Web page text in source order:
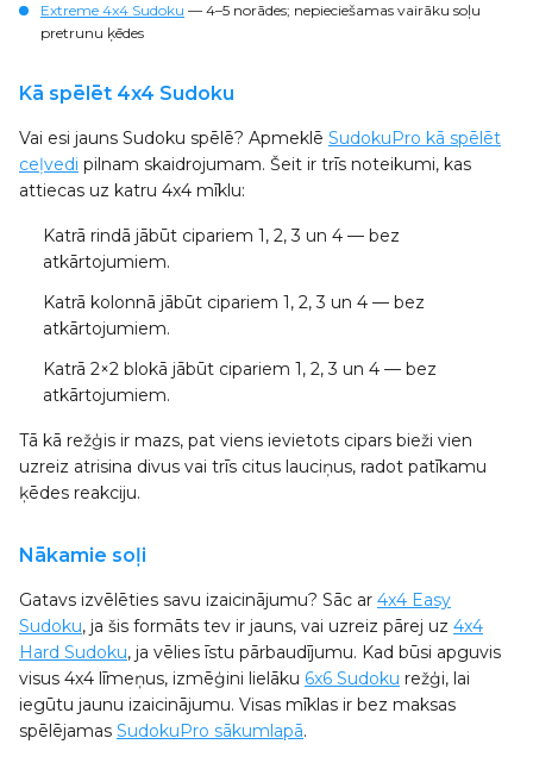
Extreme 4x4 Sudoku — 4–5 norādes; nepieciešamas vairāku soļu
pretrunu ķēdes
Kā spēlēt 4x4 Sudoku
Vai esi jauns Sudoku spēlē? Apmeklē SudokuPro kā spēlēt
ceļvedi pilnam skaidrojumam. Šeit ir trīs noteikumi, kas
attiecas uz katru 4x4 mīklu:
Katrā rindā jābūt cipariem 1, 2, 3 un 4 — bez
atkārtojumiem.
Katrā kolonnā jābūt cipariem 1, 2, 3 un 4 — bez
atkārtojumiem.
Katrā 2×2 blokā jābūt cipariem 1, 2, 3 un 4 — bez
atkārtojumiem.
Tā kā režģis ir mazs, pat viens ievietots cipars bieži vien
uzreiz atrisina divus vai trīs citus lauciņus, radot patīkamu
ķēdes reakciju.
Nākamie soļi
Gatavs izvēlēties savu izaicinājumu? Sāc ar 4x4 Easy
Sudoku, ja šis formāts tev ir jauns, vai uzreiz pārej uz 4x4
Hard Sudoku, ja vēlies īstu pārbaudījumu. Kad būsi apguvis
visus 4x4 līmeņus, izmēģini lielāku 6x6 Sudoku režģi, lai
iegūtu jaunu izaicinājumu. Visas mīklas ir bez maksas
spēlējamas SudokuPro sākumlapā.